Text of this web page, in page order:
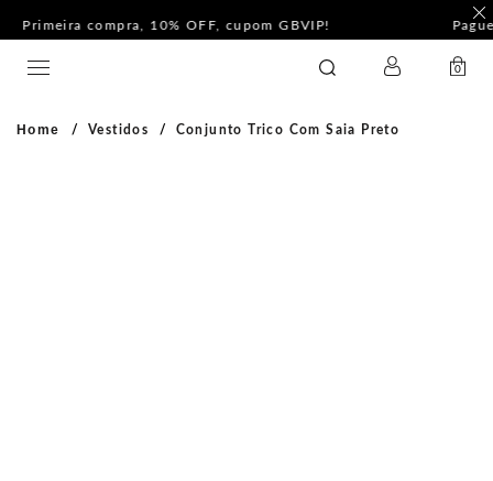
Pague com PIX e ganhe 5%Off na Coleção Outline!
0
Home Vestidos Conjunto Trico Com Saia Preto